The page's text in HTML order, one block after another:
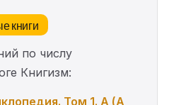
книги
по числу
Книгизм:
Том 1. А (А